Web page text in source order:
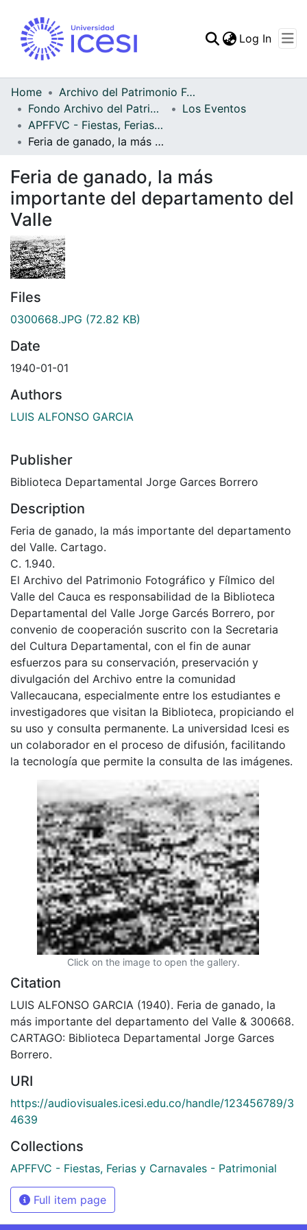
Statistics
Log In
Home
Archivo del Patrimonio Fotográfico y Fílmico del Valle del Cauca
Fondo Archivo del Patrimonio Fotográfico y Fílmico del Valle del Cauca
Los Eventos
APFFVC - Fiestas, Ferias y Carnavales - Patrimonial
Feria de ganado, la más importante del departamento del Valle
Feria de ganado, la más
importante del departamento del
Valle
Files
0300668.JPG (72.82 KB)
Date
1940-01-01
Authors
LUIS ALFONSO GARCIA
Publisher
Biblioteca Departamental Jorge Garces Borrero
Description
Feria de ganado, la más importante del departamento
del Valle. Cartago.
C. 1.940.
El Archivo del Patrimonio Fotográfico y Fílmico del
Valle del Cauca es responsabilidad de la Biblioteca
Departamental del Valle Jorge Garcés Borrero, por
convenio de cooperación suscrito con la Secretaria
del Cultura Departamental, con el fin de aunar
esfuerzos para su conservación, preservación y
divulgación del Archivo entre la comunidad
Vallecaucana, especialmente entre los estudiantes e
investigadores que visitan la Biblioteca, propiciando el
su uso y consulta permanente. La universidad Icesi es
un colaborador en el proceso de difusión, facilitando
la tecnología que permite la consulta de las imágenes.
Click on the image to open the gallery.
Citation
LUIS ALFONSO GARCIA (1940). Feria de ganado, la
más importante del departamento del Valle & 300668.
CARTAGO: Biblioteca Departamental Jorge Garces
Borrero.
URI
https://audiovisuales.icesi.edu.co/handle/123456789/3
4639
Collections
APFFVC - Fiestas, Ferias y Carnavales - Patrimonial
Full item page